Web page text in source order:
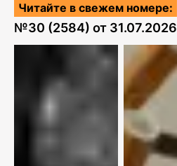
Читайте в свежем номере:
№30 (2584) от 31.07.2026